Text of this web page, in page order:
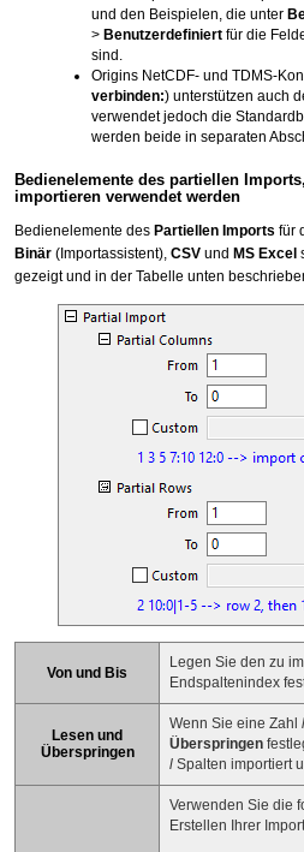
und den Beispielen, die unter
> Benutzerdefiniert für die
sind.
Origins NetCDF- und TDMS-
verbinden:) unterstützen auch
verwendet jedoch die
werden beide in separaten
Bedienelemente des partiellen
importieren verwendet werden
Bedienelemente des Partiellen Imports für
Binär (Importassistent), CSV und MS Excel
gezeigt und in der Tabelle unten
Von und Bis
Legen Sie den zu
Endspaltenindex
Lesen und
Überspringen
Wenn Sie eine Zahl l
Überspringen
l Spalten importiert
Verwenden Sie die
Erstellen Ihrer